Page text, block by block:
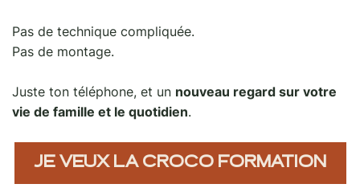
Pas de technique compliquée.
Pas de montage.
Juste ton téléphone, et un nouveau regard sur votre
vie de famille et le quotidien.
JE VEUX LA CROCO FORMATION